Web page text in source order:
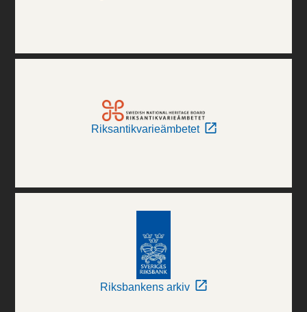
Riksantikvarieämbetet
Riksbankens arkiv